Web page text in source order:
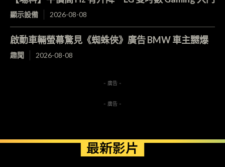
顯示設備 2026-08-08
啟動車輛螢幕驚見《蜘蛛俠》廣告 BMW 車主嬲爆
趣聞 2026-08-08
- 廣告 -
- 廣告 -
最新影片